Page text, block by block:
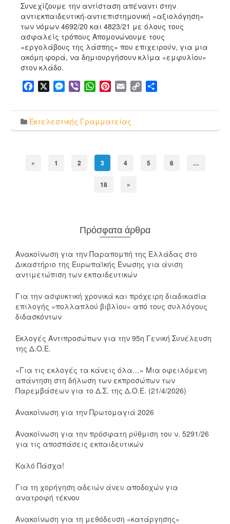
Συνεχίζουμε την αντίσταση απέναντι στην
αντιεκπαιδευτική-αντιεπιστημονική «αξιολόγηση»
των νόμων 4692/20 και 4823/21 με όλους τους
ασφαλείς τρόπους Απομονώνουμε τους
«εργολάβους της λάσπης» που επιχειρούν, για μια
ακόμη φορά, να δημιουργήσουν κλίμα «εμφυλίου»
στον κλάδο.
Facebook Messenger
Viber WhatsApp
Pinterest
Email Copy
Εκτελεστικής Γραμματείας
« 1 2 3 4 5 6 …
18 »
Πρόσφατα άρθρα
Ανακοίνωση για την Παραπομπή της Ελλάδας στο
Δικαστήριο της Ευρωπαϊκής Ένωσης για άνιση
αντιμετώπιση των εκπαιδευτικών
Για την ασφυκτική χρονικά και πρόχειρη διαδικασία
επιλογής «πολλαπλού βιβλίου» από τους συλλόγους
διδασκόντων
Εκλογές Αντιπροσώπων για την 95η Γενική Συνέλευση
της Δ.Ο.Ε.
«Για τις εκλογές τα κάνεις όλα…» Μια οφειλόμενη
απάντηση στη δήλωση των εκπροσώπων των
Παρεμβάσεων για το Δ.Σ. της Δ.Ο.Ε. (21/4/2026)
Ανακοίνωση για την Πρωτομαγιά 2026
Ανακοίνωση για την πρόσφατη ρύθμιση του ν. 5291/26
για τις αποσπάσεις εκπαιδευτικών
Καλό Πάσχα!
Για τη χορήγηση αδειών άνευ αποδοχών για
ανατροφή τέκνου
Ανακοίνωση για τη μεθόδευση «κατάργησης»